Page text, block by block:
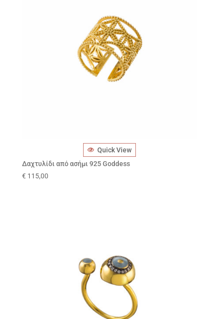
Quick View
Δαχτυλίδι από ασήμι 925 Goddess
€ 115,00